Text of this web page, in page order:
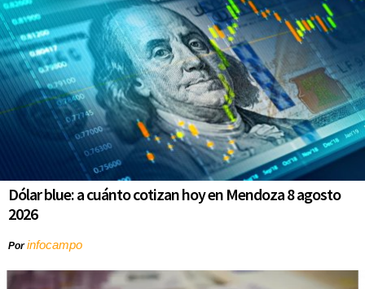
Dólar blue: a cuánto cotizan hoy en Mendoza 8 agosto
2026
Porinfocampo